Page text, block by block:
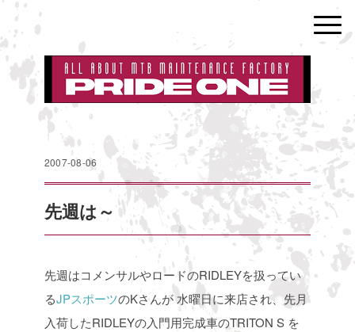
2007-08-06
先週は～
先週はコメンサルやロードのRIDLEYを扱ってい
るJPスポーツのKさんが水曜日に来店され、先月
入荷したRIDLEYの入門用完成車のTRITON S を